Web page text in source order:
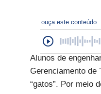
ouça este conteúdo
Alunos de
Gerenciamento de
“gatos”. Por meio